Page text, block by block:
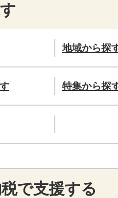
地域から探
特集から探
で支援する